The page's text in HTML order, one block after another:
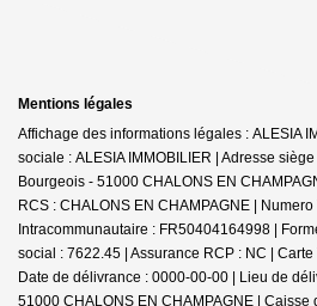
Mentions légales
Affichage des informations légales : ALESIA
sociale : ALESIA IMMOBILIER | Adresse
Bourgeois - 51000 CHALONS EN
RCS : CHALONS EN CHAMPAGNE | Numero
Intracommunautaire : FR50404164998 |
social : 7622.45 | Assurance RCP : NC | Carte
Date de délivrance : 0000-00-00 | Lieu de
51000 CHALONS EN CHAMPAGNE | Caisse